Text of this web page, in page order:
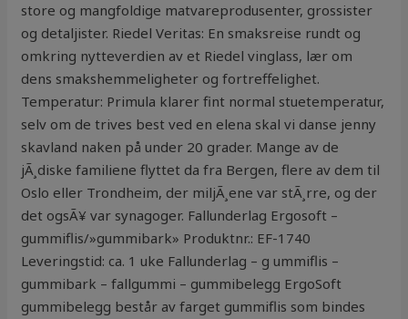
store og mangfoldige matvareprodusenter, grossister
og detaljister. Riedel Veritas: En smaksreise rundt og
omkring nytteverdien av et Riedel vinglass, lær om
dens smakshemmeligheter og fortreffelighet.
Temperatur: Primula klarer fint normal stuetemperatur,
selv om de trives best ved en elena skal vi danse jenny
skavland naken på under 20 grader. Mange av de
jÃ¸diske familiene flyttet da fra Bergen, flere av dem til
Oslo eller Trondheim, der miljÃ¸ene var stÃ¸rre, og der
det ogsÃ¥ var synagoger. Fallunderlag Ergosoft –
gummiflis/»gummibark» Produktnr.: EF-1740
Leveringstid: ca. 1 uke Fallunderlag – g ummiflis –
gummibark – fallgummi – gummibelegg ErgoSoft
gummibelegg består av farget gummiflis som bindes